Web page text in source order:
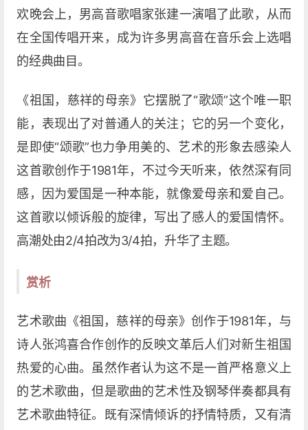
欢晚会上，男高音歌唱家张建一演唱了此歌，从而
在全国传唱开来，成为许多男高音在音乐会上选唱
的经典曲目。
《祖国，慈祥的母亲》它摆脱了“歌颂”这个唯一职
能，表现出了对普通人的关注；它的另一个变化，
是即使“颂歌”也力争用美的、艺术的形象去感染人
这首歌创作于1981年，不过今天听来，依然深有同
感，因为爱国是一种本能，就像爱母亲和爱自己。
这首歌以倾诉般的旋律，写出了感人的爱国情怀。
高潮处由2/4拍改为3/4拍，升华了主题。
赏析
艺术歌曲《祖国，慈祥的母亲》创作于1981年，与
诗人张鸿喜合作创作的反映文革后人们对新生祖国
热爱的心曲。虽然作者认为这不是一首严格意义上
的艺术歌曲，但是歌曲的艺术性及钢琴伴奏都具有
艺术歌曲特征。既有深情倾诉的抒情特质，又有清